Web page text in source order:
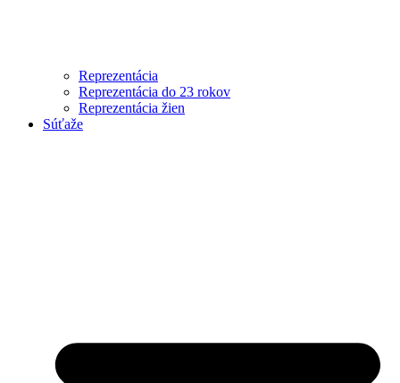
Reprezentácia
Reprezentácia do 23 rokov
Reprezentácia žien
Súťaže